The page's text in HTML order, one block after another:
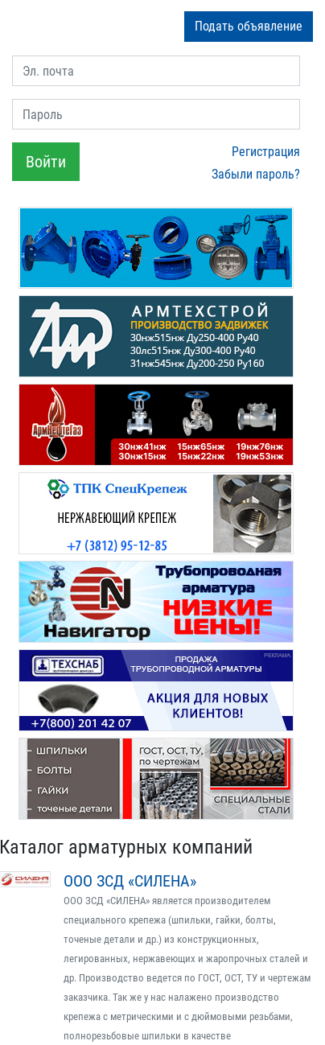
Подать объявление
Эл. почта
Пароль
Войти
Регистрация
Забыли пароль?
Каталог арматурных компаний
ООО ЗСД «СИЛЕНА»
ООО ЗСД «СИЛЕНА» является производителем
специального крепежа (шпильки, гайки, болты,
точеные детали и др.) из конструкционных,
легированных, нержавеющих и жаропрочных сталей и
др. Производство ведется по ГОСТ, ОСТ, ТУ и чертежам
заказчика. Так же у нас налажено производство
крепежа с метрическими и с дюймовыми резьбами,
полнорезьбовые шпильки в качестве